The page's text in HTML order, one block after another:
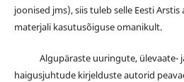
joonised jms), siis tuleb selle Eesti
materjali kasutusõiguse omanikult.
Algupäraste uuringute, ülevaate-
haigusjuhtude kirjelduste autorid